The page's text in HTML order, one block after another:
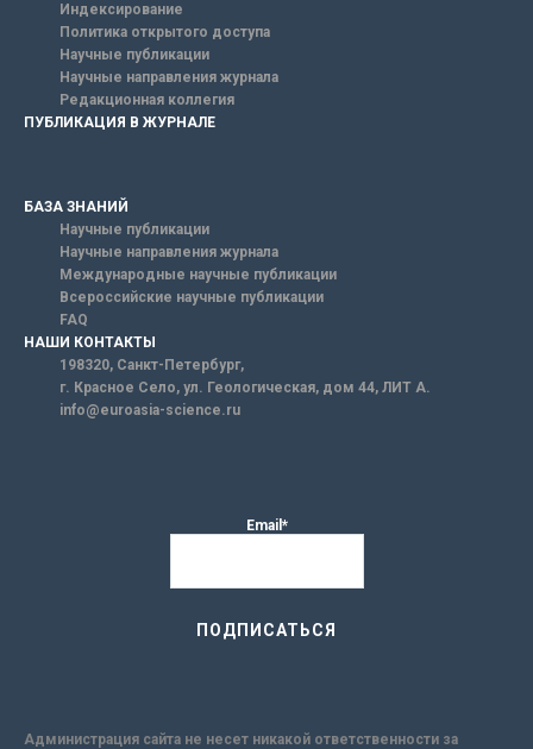
Индексирование
Политика открытого доступа
Научные публикации
Научные направления журнала
Редакционная коллегия
ПУБЛИКАЦИЯ В ЖУРНАЛЕ
БАЗА ЗНАНИЙ
Научные публикации
Научные направления журнала
Международные научные публикации
Всероссийские научные публикации
FAQ
НАШИ КОНТАКТЫ
198320, Санкт-Петербург,
г. Красное Село, ул. Геологическая, дом 44, ЛИТ А.
info@euroasia-science.ru
Email*
Администрация сайта не несет никакой ответственности за